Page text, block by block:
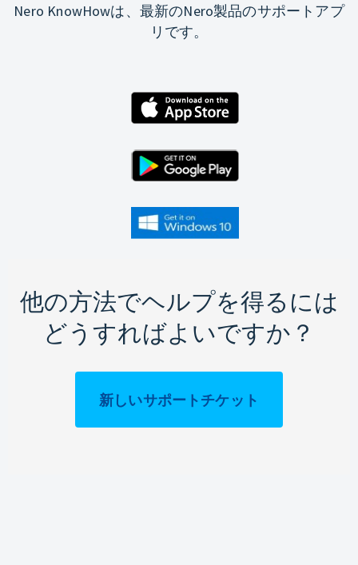
Nero KnowHowは、最新のNero製品のサポートアプ
リです。
他の方法でヘルプを得るには
どうすればよいですか？
新しいサポートチケット